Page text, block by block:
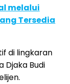
melalui
Tersedia
di lingkaran
Djaka Budi